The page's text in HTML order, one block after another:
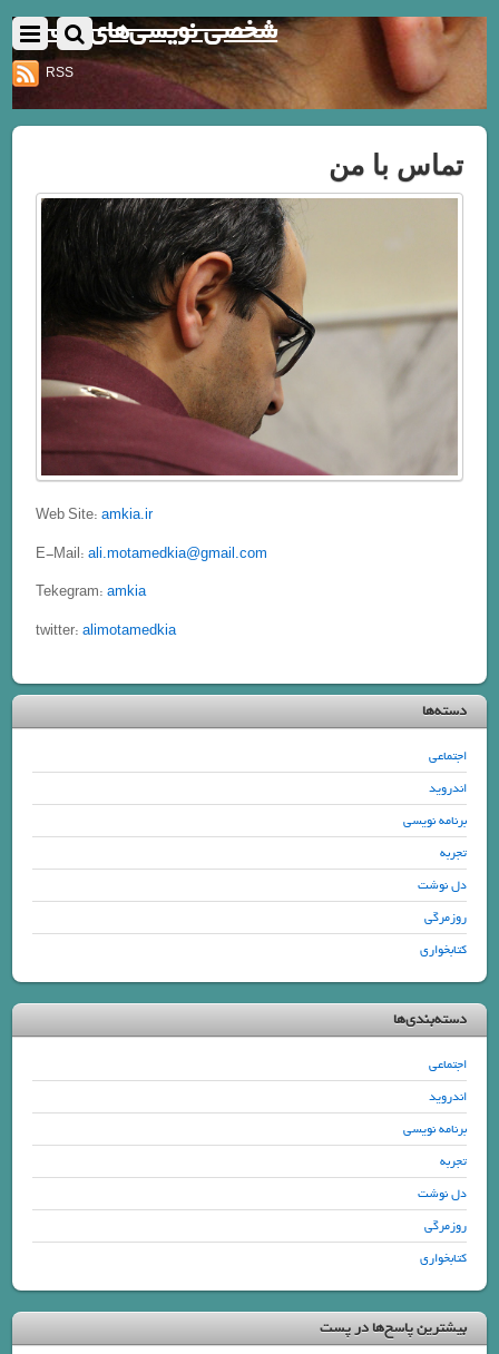
شخصی نویسی‌های یک نفر
RSS
تماس با من
Web Site:amkia.ir
E-Mail:ali.motamedkia@gmail.com
Tekegram:amkia
twitter:
alimotamedkia
دسته‌ها
اجتماعی
اندروید
برنامه نویسی
تجربه
دل نوشت
روزمرگی
کتابخواری
دسته‌بندی‌ها
اجتماعی
اندروید
برنامه نویسی
تجربه
دل نوشت
روزمرگی
کتابخواری
بیشترین پاسخ‌ها در پست